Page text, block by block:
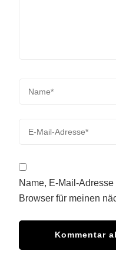
Name, E-Mail-
Browser für meinen